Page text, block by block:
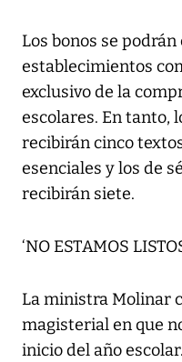
Los bonos se
establecimientos
exclusivo de la
escolares. En tanto,
recibirán cinco
esenciales y los de
recibirán siete.
‘NO ESTAMOS
La ministra Molinar
magisterial en que
inicio del año